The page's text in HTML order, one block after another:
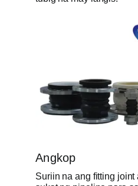
Angkop
Suriin na ang fitting joint